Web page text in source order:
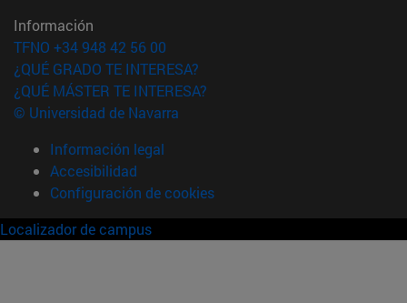
Información
TFNO +34 948 42 56 00
¿QUÉ GRADO TE INTERESA?
¿QUÉ MÁSTER TE INTERESA?
© Universidad de Navarra
Información legal
Accesibilidad
Configuración de cookies
Localizador de campus